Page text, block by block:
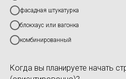
фасадная штукатурка
блокхаус или вагонка
комбинированный
Когда вы планируете начать